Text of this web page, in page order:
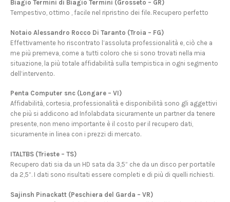
Biagio Termini di Biagio Termini (Grosseto – GR)
Tempestivo, ottimo , facile nel ripristino dei file. Recupero perfetto
Notaio Alessandro Rocco Di Taranto (Troia – FG)
Effettivamente ho riscontrato l’assoluta professionalità e, ciò che a
me più premeva, come a tutti coloro che si sono trovati nella mia
situazione, la più totale affidabilità sulla tempistica in ogni segmento
dell’intervento.
Penta Computer snc (Longare – VI)
Affidabilità, cortesia, professionalità e disponibilità sono gli aggettivi
che più si addicono ad Infolabdata sicuramente un partner da tenere
presente, non meno importante è il costo per il recupero dati,
sicuramente in linea con i prezzi di mercato.
ITALTBS (Trieste – TS)
Recupero dati sia da un HD sata da 3,5” che da un disco per portatile
da 2,5”. I dati sono risultati essere completi e di più di quelli richiesti.
Sajinsh Pinackatt (Peschiera del Garda – VR)